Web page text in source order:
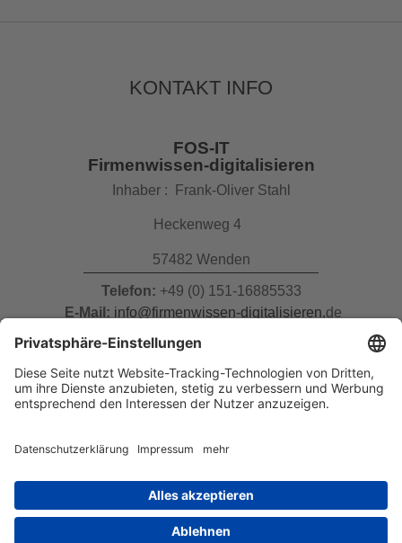
KONTAKT INFO
FOS-IT
Firmenwissen-digitalisieren
Inhaber : Frank-Oliver Stahl
Heckenweg 4
57482 Wenden
Telefon: +49 (0) 151-16885533
E-Mail: info@firmenwissen-digitalisieren.de
RECHTLICHES
Impressum